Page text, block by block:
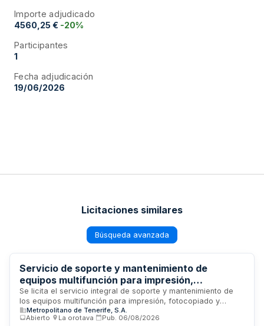
Importe adjudicado
4560,25 € -20%
Participantes
1
Fecha adjudicación
19/06/2026
Licitaciones similares
Búsqueda avanzada
Servicio de soporte y mantenimiento de
equipos multifunción para impresión,
fotocopiado y escaneado - Metropolitano de
Tenerife
Se licita el servicio integral de soporte y mantenimiento de
los equipos multifunción para impresión, fotocopiado y
escaneado que Metropolitano de Tenerife tiene instalados en
sus dependencias, así como de los nuevos equipos que se
Metropolitano de Tenerife, S.A.
Abierto
La orotava Pub. 06/08/2026